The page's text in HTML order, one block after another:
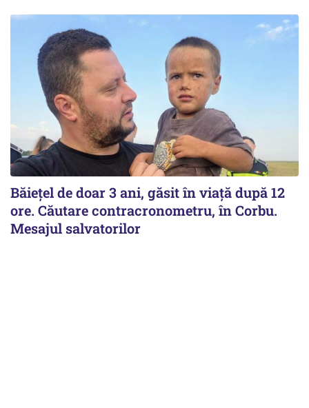
Băiețel de doar 3 ani, găsit în viață după 12
ore. Căutare contracronometru, în Corbu.
Mesajul salvatorilor